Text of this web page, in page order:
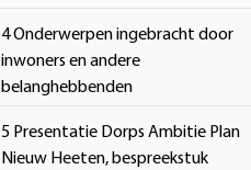
4 Onderwerpen ingebracht door
inwoners en andere
belanghebbenden
5 Presentatie Dorps Ambitie Plan
Nieuw Heeten, bespreekstuk